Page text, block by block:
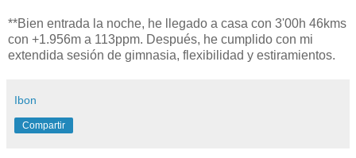
**Bien entrada la noche, he llegado a casa con 3'00h 46kms
con +1.956m a 113ppm. Después, he cumplido con mi
extendida sesión de gimnasia, flexibilidad y estiramientos.
Ibon
Compartir